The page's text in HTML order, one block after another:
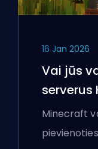
16 Jan 2026
Vai jūs
serverus
Minecraft